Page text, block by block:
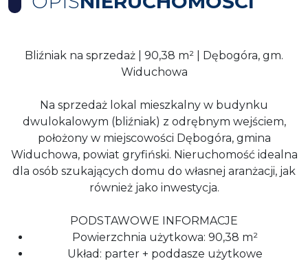
Bliźniak na sprzedaż | 90,38 m² | Dębogóra, gm.
Widuchowa
Na sprzedaż lokal mieszkalny w budynku
dwulokalowym (bliźniak) z odrębnym wejściem,
położony w miejscowości Dębogóra, gmina
Widuchowa, powiat gryfiński. Nieruchomość idealna
dla osób szukających domu do własnej aranżacji, jak
również jako inwestycja.
PODSTAWOWE INFORMACJE
Powierzchnia użytkowa: 90,38 m²
Układ: parter + poddasze użytkowe